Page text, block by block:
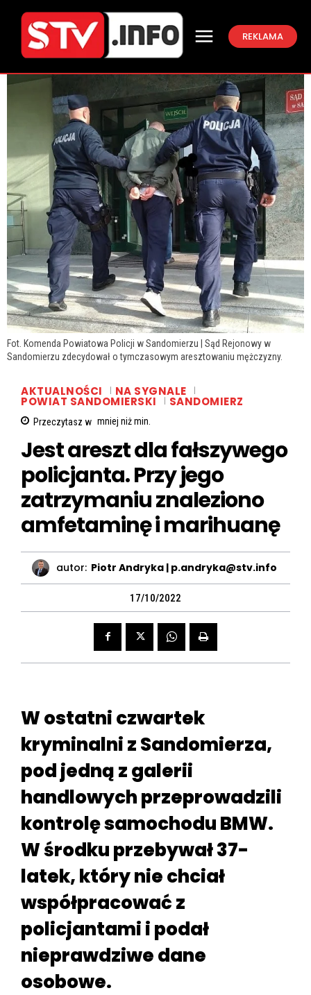
REKLAMA
Fot. Komenda Powiatowa Policji w Sandomierzu | Sąd Rejonowy w
Sandomierzu zdecydował o tymczasowym aresztowaniu mężczyzny.
AKTUALNOŚCI NA SYGNALE
POWIAT SANDOMIERSKI SANDOMIERZ
Przeczytasz w mniej niżmin.
Jest areszt dla fałszywego
policjanta. Przy jego
zatrzymaniu znaleziono
amfetaminę i marihuanę
autor: Piotr Andryka | p.andryka@stv.info
17/10/2022
W ostatni czwartek
kryminalni z Sandomierza,
pod jedną z galerii
handlowych przeprowadzili
kontrolę samochodu BMW.
W środku przebywał 37-
latek, który nie chciał
współpracować z
policjantami i podał
nieprawdziwe dane
osobowe.